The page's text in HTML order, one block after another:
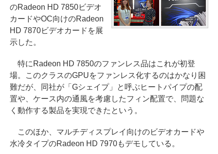
のRadeon HD 7850ビデオ
カードやOC向けのRadeon
HD 7870ビデオカードを展
示した。
特にRadeon HD 7850のファンレス品はこれが初登
場。このクラスのGPUをファンレス化するのはかなり困
難だが、同社が「Gシェイプ」と呼ぶヒートパイプの配
置や、ケース内の通風を考慮したフィン配置で、問題な
く動作する製品を実現できたという。
このほか、マルチディスプレイ向けのビデオカードや
水冷タイプのRadeon HD 7970もデモしている。